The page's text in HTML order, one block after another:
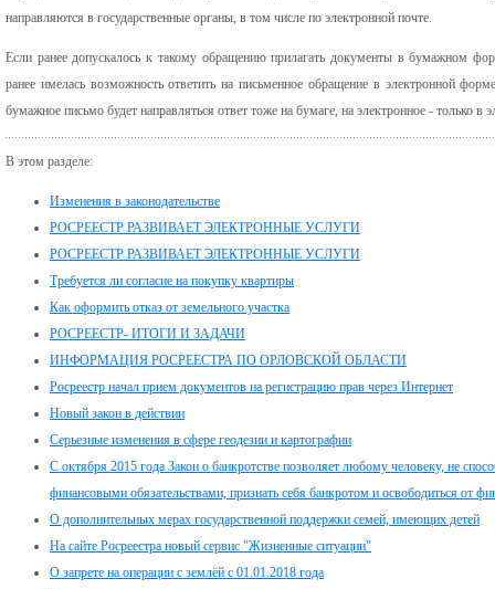
направляются в государственные органы, в том числе по электронной почте.
Если ранее допускалось к такому обращению прилагать документы в бумажном
ранее имелась возможность ответить на письменное обращение в электронной
бумажное письмо будет направляться ответ тоже на бумаге, на электронное - только в
В этом разделе:
Изменения в законодательстве
РОСРЕЕСТР РАЗВИВАЕТ ЭЛЕКТРОННЫЕ УСЛУГИ
РОСРЕЕСТР РАЗВИВАЕТ ЭЛЕКТРОННЫЕ УСЛУГИ
Требуется ли согласие на покупку квартиры
Как оформить отказ от земельного участка
РОСРЕЕСТР- ИТОГИ И ЗАДАЧИ
ИНФОРМАЦИЯ РОСРЕЕСТРА ПО ОРЛОВСКОЙ ОБЛАСТИ
Росреестр начал прием документов на регистрацию прав через Интернет
Новый закон в действии
Серьезные изменения в сфере геодезии и картографии
С октября 2015 года Закон о банкротстве позволяет любому человеку, не
финансовыми обязательствами, признать себя банкротом и освободиться от
О дополнительных мерах государственной поддержки семей, имеющих детей
На сайте Росреестра новый сервис "Жизненные ситуации"
О запрете на операции с землёй с 01.01.2018 года